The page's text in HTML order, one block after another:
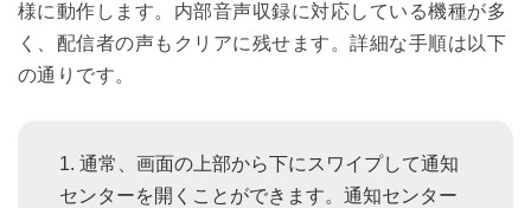
様に動作します。内部音声収録に対応している機種が多
く、配信者の声もクリアに残せます。詳細な手順は以下
の通りです。
通常、画面の上部から下にスワイプして通知
センターを開くことができます。通知センター